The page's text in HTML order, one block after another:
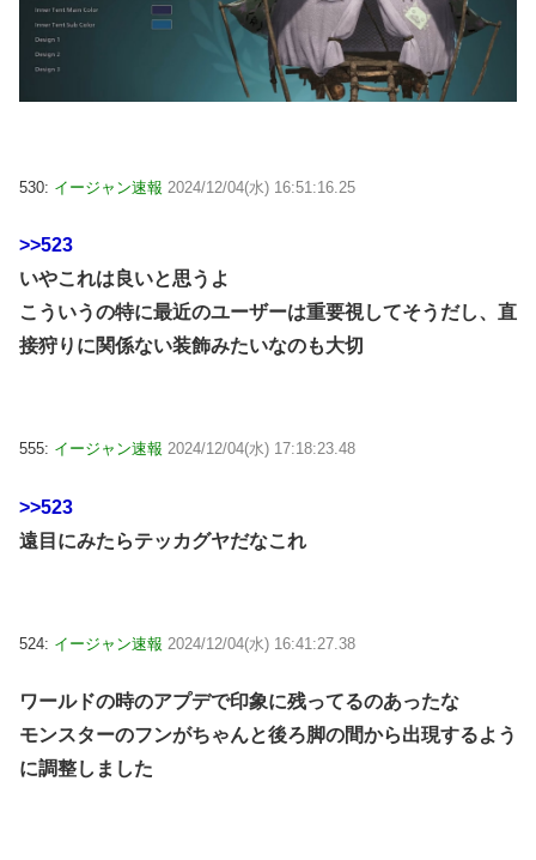
530: イージャン速報 2024/12/04(水) 16:51:16.25
>>523
いやこれは良いと思うよ
こういうの特に最近のユーザーは重要視してそうだし、直
接狩りに関係ない装飾みたいなのも大切
555: イージャン速報 2024/12/04(水) 17:18:23.48
>>523
遠目にみたらテッカグヤだなこれ
524: イージャン速報 2024/12/04(水) 16:41:27.38
ワールドの時のアプデで印象に残ってるのあったな
モンスターのフンがちゃんと後ろ脚の間から出現するよう
に調整しました